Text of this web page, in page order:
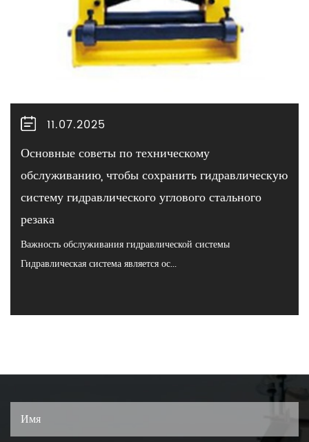
11.07.2025
Основные советы по техническому
обслуживанию, чтобы сохранить гидравлическую
систему гидравлического углового стального
резака
Важность обслуживания гидравлической системы
Гидравлическая система является ос...